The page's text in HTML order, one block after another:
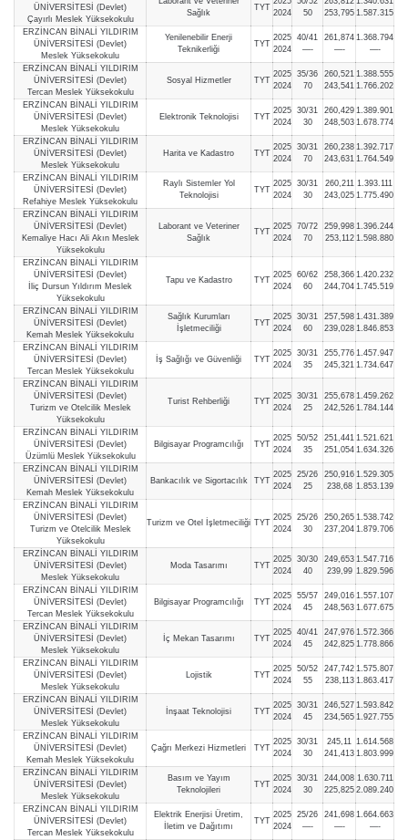
ÜNİVERSİTESİ (Devlet)
Çayırlı Meslek Yüksekokulu
Sağlık
TYT
2024
50
253,795 1.587.315
ERZİNCAN BİNALİ YILDIRIM
ÜNİVERSİTESİ (Devlet)
Meslek Yüksekokulu
Yenilenebilir Enerji
Teknikerliği
TYT
2025
2024
40/41
—-
261,874
—-
1.368.794
—-
ERZİNCAN BİNALİ YILDIRIM
ÜNİVERSİTESİ (Devlet)
Tercan Meslek Yüksekokulu
Sosyal Hizmetler TYT
2025
2024
35/36
70
260,521
243,541
1.388.555
1.766.202
ERZİNCAN BİNALİ YILDIRIM
ÜNİVERSİTESİ (Devlet)
Meslek Yüksekokulu
Elektronik Teknolojisi TYT
2025
2024
30/31
30
260,429
248,503
1.389.901
1.678.774
ERZİNCAN BİNALİ YILDIRIM
ÜNİVERSİTESİ (Devlet)
Meslek Yüksekokulu
Harita ve Kadastro TYT
2025
2024
30/31
70
260,238
243,631
1.392.717
1.764.549
ERZİNCAN BİNALİ YILDIRIM
ÜNİVERSİTESİ (Devlet)
Refahiye Meslek Yüksekokulu
Raylı Sistemler Yol
Teknolojisi
TYT
2025
2024
30/31
30
260,211
243,025
1.393.111
1.775.490
ERZİNCAN BİNALİ YILDIRIM
ÜNİVERSİTESİ (Devlet)
Kemaliye Hacı Ali Akın Meslek
Yüksekokulu
Laborant ve Veteriner
Sağlık
TYT
2025
2024
70/72
70
259,998
253,112
1.396.244
1.598.880
ERZİNCAN BİNALİ YILDIRIM
ÜNİVERSİTESİ (Devlet)
İliç Dursun Yıldırım Meslek
Yüksekokulu
Tapu ve Kadastro TYT
2025
2024
60/62
60
258,366
244,704
1.420.232
1.745.519
ERZİNCAN BİNALİ YILDIRIM
ÜNİVERSİTESİ (Devlet)
Kemah Meslek Yüksekokulu
Sağlık Kurumları
İşletmeciliği
TYT
2025
2024
30/31
60
257,598
239,028
1.431.389
1.846.853
ERZİNCAN BİNALİ YILDIRIM
ÜNİVERSİTESİ (Devlet)
Tercan Meslek Yüksekokulu
İş Sağlığı ve Güvenliği TYT
2025
2024
30/31
35
255,776
245,321
1.457.947
1.734.647
ERZİNCAN BİNALİ YILDIRIM
ÜNİVERSİTESİ (Devlet)
Turizm ve Otelcilik Meslek
Yüksekokulu
Turist Rehberliği TYT
2025
2024
30/31
25
255,678
242,526
1.459.262
1.784.144
ERZİNCAN BİNALİ YILDIRIM
ÜNİVERSİTESİ (Devlet)
Üzümlü Meslek Yüksekokulu
Bilgisayar Programcılığı TYT
2025
2024
50/52
35
251,441
251,054
1.521.621
1.634.326
ERZİNCAN BİNALİ YILDIRIM
ÜNİVERSİTESİ (Devlet)
Kemah Meslek Yüksekokulu
Bankacılık ve Sigortacılık TYT
2025
2024
25/26
25
250,916
238,68
1.529.305
1.853.139
ERZİNCAN BİNALİ YILDIRIM
ÜNİVERSİTESİ (Devlet)
Turizm ve Otelcilik Meslek
Yüksekokulu
Turizm ve Otel İşletmeciliği TYT
2025
2024
25/26
30
250,265
237,204
1.538.742
1.879.706
ERZİNCAN BİNALİ YILDIRIM
ÜNİVERSİTESİ (Devlet)
Meslek Yüksekokulu
Moda Tasarımı TYT
2025
2024
30/30
40
249,653
239,99
1.547.716
1.829.596
ERZİNCAN BİNALİ YILDIRIM
ÜNİVERSİTESİ (Devlet)
Tercan Meslek Yüksekokulu
Bilgisayar Programcılığı TYT
2025
2024
55/57
45
249,016
248,563
1.557.107
1.677.675
ERZİNCAN BİNALİ YILDIRIM
ÜNİVERSİTESİ (Devlet)
Meslek Yüksekokulu
İç Mekan Tasarımı TYT
2025
2024
40/41
45
247,976
242,825
1.572.366
1.778.866
ERZİNCAN BİNALİ YILDIRIM
ÜNİVERSİTESİ (Devlet)
Meslek Yüksekokulu
Lojistik TYT
2025
2024
50/52
55
247,742
238,113
1.575.807
1.863.417
ERZİNCAN BİNALİ YILDIRIM
ÜNİVERSİTESİ (Devlet)
Meslek Yüksekokulu
İnşaat Teknolojisi TYT
2025
2024
30/31
45
246,527
234,565
1.593.842
1.927.755
ERZİNCAN BİNALİ YILDIRIM
ÜNİVERSİTESİ (Devlet)
Kemah Meslek Yüksekokulu
Çağrı Merkezi Hizmetleri TYT
2025
2024
30/31
30
245,11
241,413
1.614.568
1.803.999
ERZİNCAN BİNALİ YILDIRIM
ÜNİVERSİTESİ (Devlet)
Meslek Yüksekokulu
Basım ve Yayım
Teknolojileri
TYT
2025
2024
30/31
30
244,008
225,825
1.630.711
2.089.240
ERZİNCAN BİNALİ YILDIRIM
ÜNİVERSİTESİ (Devlet)
Tercan Meslek Yüksekokulu
Elektrik Enerjisi Üretim,
İletim ve Dağıtımı
TYT
2025
2024
25/26
—-
241,698
—-
1.664.663
—-